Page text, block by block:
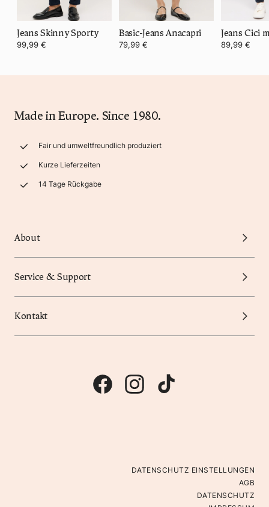
Jeans Skinny Sporty
99,99 €
Basic-Jeans Anacapri
79,99 € 89,99 €
Made in Europe. Since 1980.
Fair und umweltfreundlich produziert
Kurze Lieferzeiten
14 Tage Rückgabe
About
Service & Support
Kontakt
DATENSCHUTZ EINSTELLUNGEN
AGB
DATENSCHUTZ